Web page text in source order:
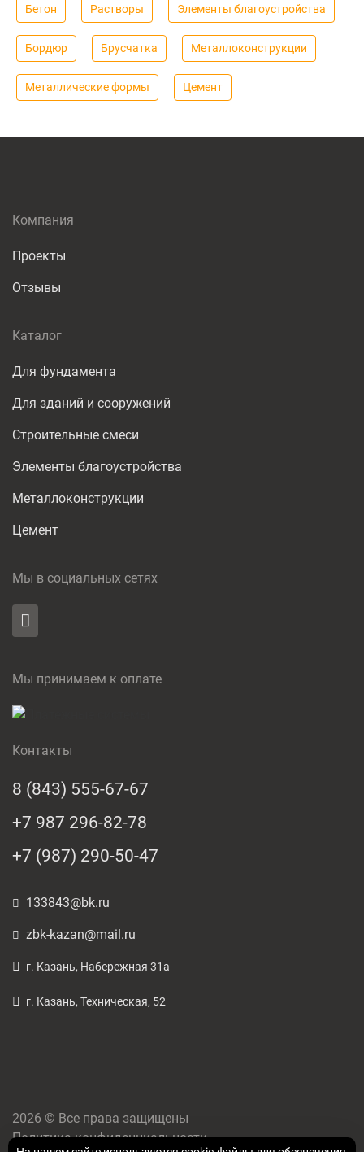
Бетон Растворы Элементы благоустройства
Бордюр Брусчатка Металлоконструкции
Металлические формы Цемент
Компания
Проекты
Отзывы
Каталог
Для фундамента
Для зданий и сооружений
Строительные смеси
Элементы благоустройства
Металлоконструкции
Цемент
Мы в социальных сетях
Мы принимаем к оплате
Контакты
8 (843) 555-67-67
+7 987 296-82-78
+7 (987) 290-50-47
133843@bk.ru
zbk-kazan@mail.ru
г. Казань, Набережная 31а
г. Казань, Техническая, 52
2026 © Все права защищены
Политика конфиденциальности